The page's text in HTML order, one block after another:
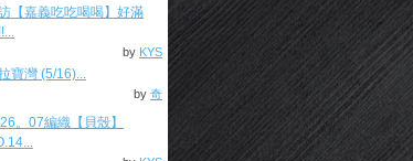
【嘉義吃吃喝喝】好滿
by KYS
寶灣 (5/16)...
by 奇
。07編織【貝殼】